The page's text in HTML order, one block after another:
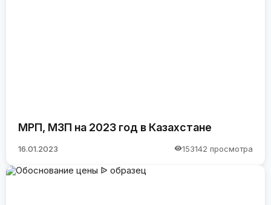
МРП, МЗП на 2023 год в Казахстане
16.01.2023 153142 просмотра